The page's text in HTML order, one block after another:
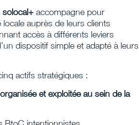
solocal+ accompagne pour
locale auprès de leurs clients
accès à différents leviers
dispositif simple et adapté à leurs
actifs stratégiques :
et exploitée au sein de la